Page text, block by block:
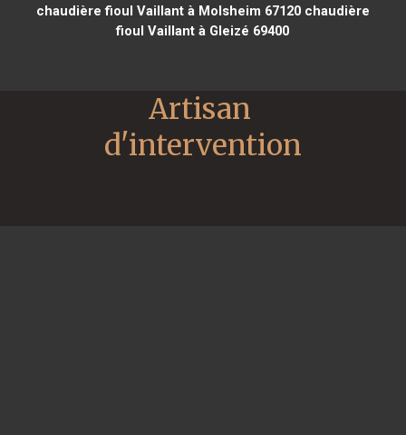
chaudière fioul Vaillant à Molsheim 67120chaudière
fioul Vaillant à Gleizé 69400
Artisan
d'intervention